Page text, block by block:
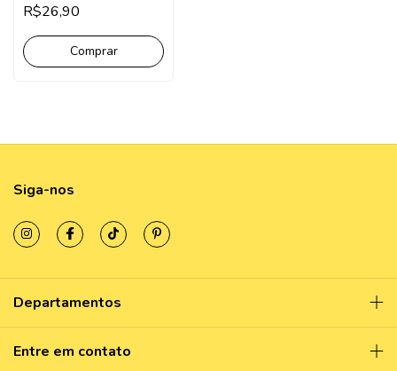
R$26,90
Comprar
Siga-nos
Departamentos
Entre em contato